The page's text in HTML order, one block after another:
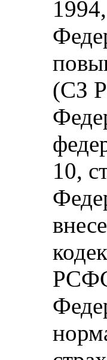
(СЗ
10,